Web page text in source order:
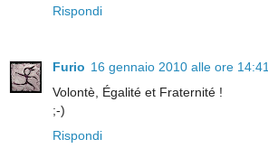
Rispondi
Furio 16 gennaio 2010 alle ore 14:41
Volontè, Égalité et Fraternité !
;-)
Rispondi